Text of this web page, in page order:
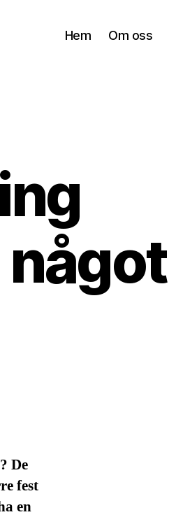
Hem Om oss
De
fest
en